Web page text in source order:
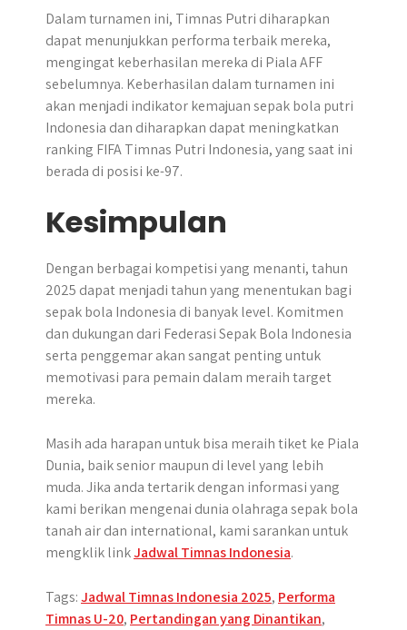
Dalam turnamen ini, Timnas Putri diharapkan
dapat menunjukkan performa terbaik mereka,
mengingat keberhasilan mereka di Piala AFF
sebelumnya. Keberhasilan dalam turnamen ini
akan menjadi indikator kemajuan sepak bola putri
Indonesia dan diharapkan dapat meningkatkan
ranking FIFA Timnas Putri Indonesia, yang saat ini
berada di posisi ke-97.
Kesimpulan
​Dengan berbagai kompetisi yang menanti, tahun
2025 dapat menjadi tahun yang menentukan bagi
sepak bola Indonesia di banyak level. Komitmen
dan dukungan dari Federasi Sepak Bola Indonesia
serta penggemar akan sangat penting untuk
memotivasi para pemain dalam meraih target
mereka.
Masih ada harapan untuk bisa meraih tiket ke Piala
Dunia, baik senior maupun di level yang lebih
muda. Jika anda tertarik dengan informasi yang
kami berikan mengenai dunia olahraga sepak bola
tanah air dan international, kami sarankan untuk
mengklik linkJadwal Timnas Indonesia.
Tags:Jadwal Timnas Indonesia 2025, Performa
Timnas U-20, Pertandingan yang Dinantikan,